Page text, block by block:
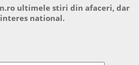
ultimele stiri din afaceri, dar
national.